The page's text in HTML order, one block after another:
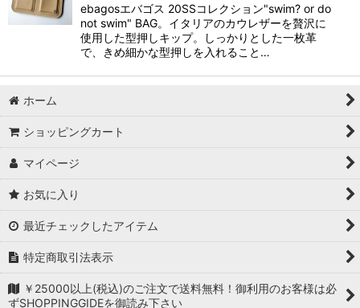
ebagosエバゴス 20SSコレクション"swim? or do
not swim" BAG。イタリアのカウレザーを贅沢に
使用した型押しキップ。しっかりとした一枚革
で、きめ細かな型押しを入れること…
ホーム
ショッピングカート
マイページ
お気に入り
最近チェックしたアイテム
特定商取引法表示
￥25000以上(税込)のご注文で送料無料！御利用のお客様は必
ずSHOPPINGGIDEを御読み下さい